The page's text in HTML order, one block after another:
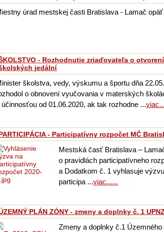
úrad mestskej časti Bratislava - Lamač
- Rozhodnutie zriaďovateľa o
jedální
školstva, vedy, výskumu a športu dňa
o obnovení vyučovania v materských
od 01.06.2020, ak tak rozhodne ...
- Participatívny rozpočet MČ
Mestská časť Bratislava –
o pravidlách participatívneho
a Dodatkom č. 1 vyhlasuje
participa ...viac......
PLÁN ZÓNY - zmeny a doplnky č. 1
Zmeny a doplnky č.1